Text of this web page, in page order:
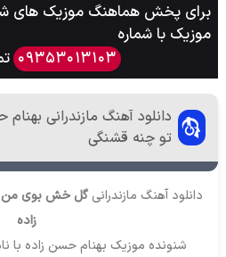
برای پخش هماهنگ موزیک های
موزیک با شماره
09353013103
دانلود آهنگ مازندرانی
تو چنه قشنگی
دانلود آهنگ مازندرانی گل خش بوی من
زاده
شنونده موزیک بهنام حسن زاده